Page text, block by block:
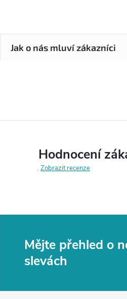
Hodnocení
Zobrazit recenze
Mějte přehled o
slevách